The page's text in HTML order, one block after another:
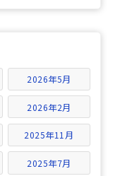
2026年5月
2026年2月
2025年11月
2025年7月